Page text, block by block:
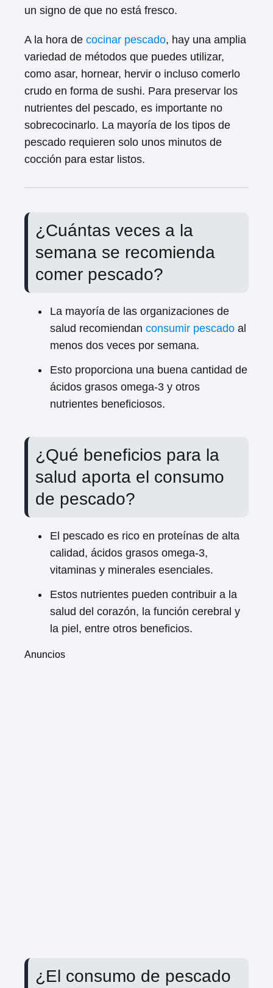
un signo de que no está fresco.
A la hora de cocinar pescado, hay una amplia
variedad de métodos que puedes utilizar,
como asar, hornear, hervir o incluso comerlo
crudo en forma de sushi. Para preservar los
nutrientes del pescado, es importante no
sobrecocinarlo. La mayoría de los tipos de
pescado requieren solo unos minutos de
cocción para estar listos.
¿Cuántas veces a la
semana se recomienda
comer pescado?
La mayoría de las organizaciones de
salud recomiendan consumir pescado al
menos dos veces por semana.
Esto proporciona una buena cantidad de
ácidos grasos omega-3 y otros
nutrientes beneficiosos.
¿Qué beneficios para la
salud aporta el consumo
de pescado?
El pescado es rico en proteínas de alta
calidad, ácidos grasos omega-3,
vitaminas y minerales esenciales.
Estos nutrientes pueden contribuir a la
salud del corazón, la función cerebral y
la piel, entre otros beneficios.
Anuncios
¿El consumo de pescado